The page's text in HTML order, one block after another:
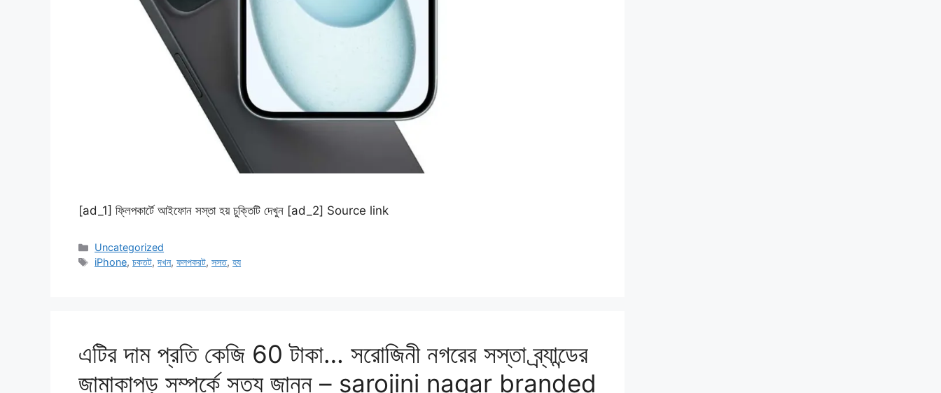
[ad_1] ফ্লিপকার্টে আইফোন সস্তা হয় চুক্তিটি দেখুন [ad_2] Source link
Categories
Uncategorized
Tags
iPhone,চকতট,দখন,ফলপকরট,সসত,হয
এটির দাম প্রতি কেজি 60 টাকা… সরোজিনী নগরের সস্তা ব্র্যান্ডের
জামাকাপড় সম্পর্কে সত্য জানুন – sarojini nagar branded